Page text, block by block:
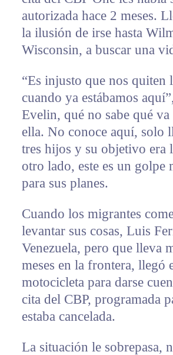
autorizada hace 2 meses.
la ilusión de irse hasta
Wisconsin, a buscar una
“Es injusto que nos quiten
cuando ya estábamos
Evelin, qué no sabe qué va
ella. No conoce aquí, solo
tres hijos y su objetivo era
otro lado, este es un golpe
para sus planes.
Cuando los migrantes
levantar sus cosas, Luis
Venezuela, pero que lleva
meses en la frontera, llegó
motocicleta para darse
cita del CBP, programada
estaba cancelada.
La situación le sobrepasa,